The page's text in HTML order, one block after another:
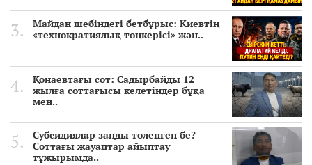
Майдан шебіндегі бетбұрыс: Киевтің
«технократиялық төңкерісі» жән..
Қонаевтағы сот: Садырбайды 12
жылға соттағысы келетіндер бұқа
мен..
Субсидиялар заңды төленген бе?
Соттағы жауаптар айыптау
тұжырымда..